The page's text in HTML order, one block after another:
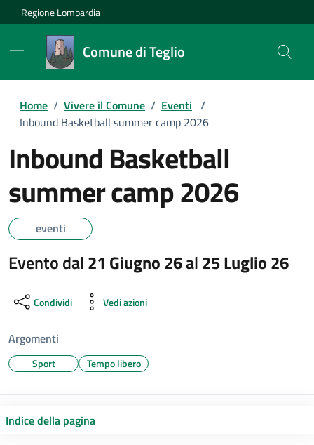
Regione Lombardia
Comune di Teglio
Home / Vivere il Comune / Eventi /
Inbound Basketball summer camp 2026
Inbound Basketball
summer camp 2026
eventi
Evento dal21 Giugno 26al25 Luglio 26
Condividi Vedi azioni
Argomenti
Sport Tempo libero
Indice della pagina